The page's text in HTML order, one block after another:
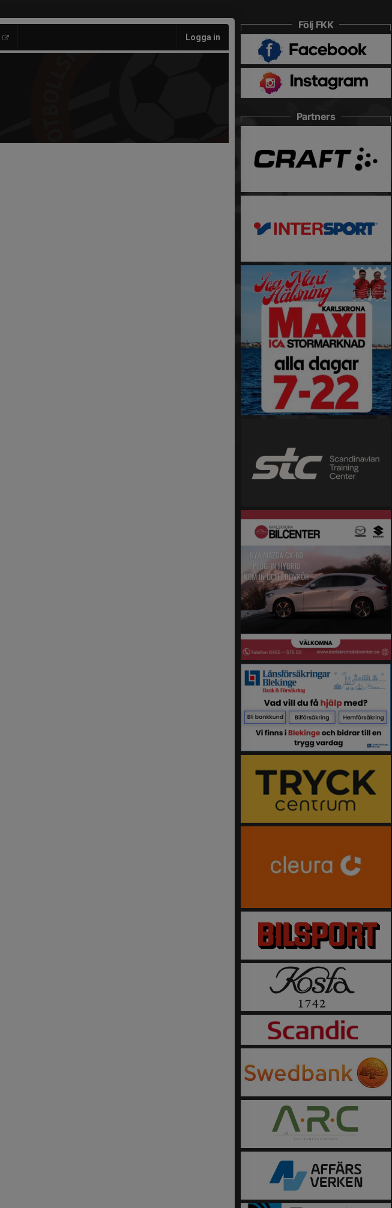
Logga in
Följ FKK
Partners